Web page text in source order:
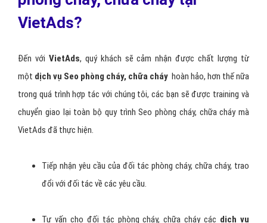
VietAds?
Đến với VietAds, quý khách sẽ cảm nhận được chất lượng từ
một dịch vụ Seo phòng cháy, chữa cháy hoàn hảo, hơn thế nữa
trong quá trình hợp tác với chúng tôi, các bạn sẽ được training và
chuyển giao lại toàn bộ quy trình Seo phòng cháy, chữa cháy mà
VietAds đã thực hiện.
Tiếp nhận yêu cầu của đối tác phòng cháy, chữa cháy, trao
đổi với đối tác về các yêu cầu.
Tư vấn cho đối tác phòng cháy, chữa cháy các dịch vụ